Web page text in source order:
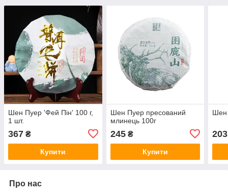
Шен Пуер 'Фей Пін' 100 г,
1 шт.
367 ₴
Купити
Шен Пуер пресований
млинець 100г
245₴
Купити
Шен
203
Про нас